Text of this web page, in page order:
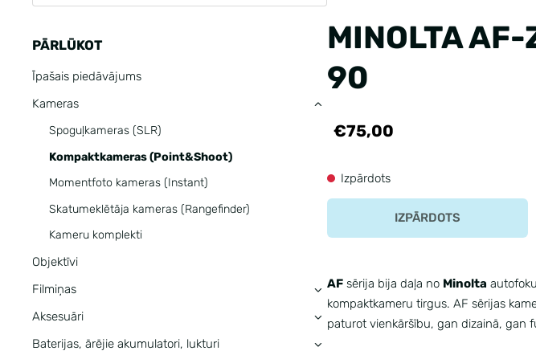
PĀRLŪKOT
Īpašais piedāvājums
Kameras
Spoguļkameras (SLR)
Kompaktkameras (Point&Shoot)
Momentfoto kameras (Instant)
Skatumeklētāja kameras (Rangefinder)
Kameru komplekti
›
Objektīvi
Filmiņas
›
Aksesuāri ›
Baterijas, ārējie akumulatori, lukturi ›
MINOLTA AF-
90
€75,00
Izpārdots
IZPĀRDOTS
AFsērija bija daļa no Minolta
kompaktkameru tirgus. AF sērijas
paturot vienkāršību, gan dizainā, gan